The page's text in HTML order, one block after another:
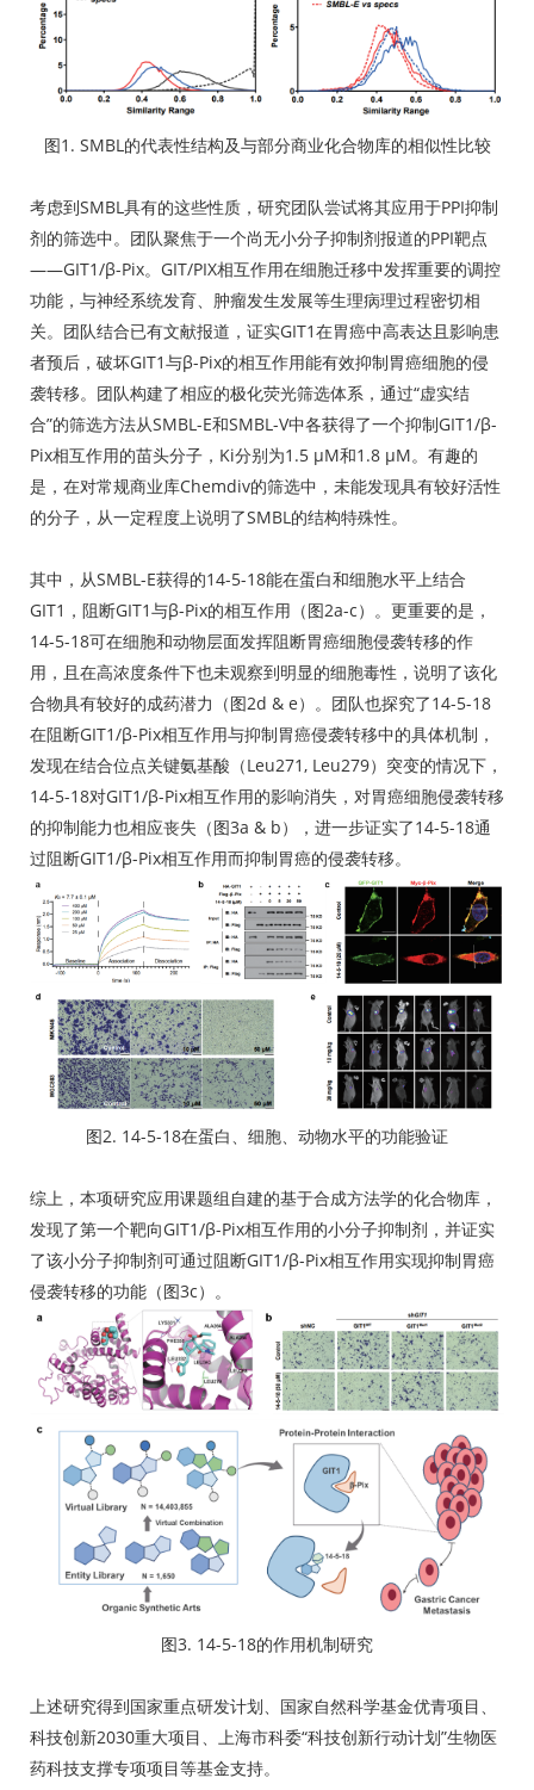
图1. SMBL的代表性结构及与部分商业化合物库的相似性比较
考虑到SMBL具有的这些性质，研究团队尝试将其应用于PPI抑制
剂的筛选中。团队聚焦于一个尚无小分子抑制剂报道的PPI靶点
——GIT1/β-Pix。GIT/PIX相互作用在细胞迁移中发挥重要的调控
功能，与神经系统发育、肿瘤发生发展等生理病理过程密切相
关。团队结合已有文献报道，证实GIT1在胃癌中高表达且影响患
者预后，破坏GIT1与β-Pix的相互作用能有效抑制胃癌细胞的侵
袭转移。团队构建了相应的极化荧光筛选体系，通过“虚实结
合”的筛选方法从SMBL-E和SMBL-V中各获得了一个抑制GIT1/β-
Pix相互作用的苗头分子，Ki分别为1.5 µM和1.8 µM。有趣的
是，在对常规商业库Chemdiv的筛选中，未能发现具有较好活性
的分子，从一定程度上说明了SMBL的结构特殊性。
其中，从SMBL-E获得的14-5-18能在蛋白和细胞水平上结合
GIT1，阻断GIT1与β-Pix的相互作用（图2a-c）。更重要的是，
14-5-18可在细胞和动物层面发挥阻断胃癌细胞侵袭转移的作
用，且在高浓度条件下也未观察到明显的细胞毒性，说明了该化
合物具有较好的成药潜力（图2d & e）。团队也探究了14-5-18
在阻断GIT1/β-Pix相互作用与抑制胃癌侵袭转移中的具体机制，
发现在结合位点关键氨基酸（Leu271, Leu279）突变的情况下，
14-5-18对GIT1/β-Pix相互作用的影响消失，对胃癌细胞侵袭转移
的抑制能力也相应丧失（图3a & b），进一步证实了14-5-18通
过阻断GIT1/β-Pix相互作用而抑制胃癌的侵袭转移。
图2. 14-5-18在蛋白、细胞、动物水平的功能验证
综上，本项研究应用课题组自建的基于合成方法学的化合物库，
发现了第一个靶向GIT1/β-Pix相互作用的小分子抑制剂，并证实
了该小分子抑制剂可通过阻断GIT1/β-Pix相互作用实现抑制胃癌
侵袭转移的功能（图3c）。
图3. 14-5-18的作用机制研究
上述研究得到国家重点研发计划、国家自然科学基金优青项目、
科技创新2030重大项目、上海市科委“科技创新行动计划”生物医
药科技支撑专项项目等基金支持。